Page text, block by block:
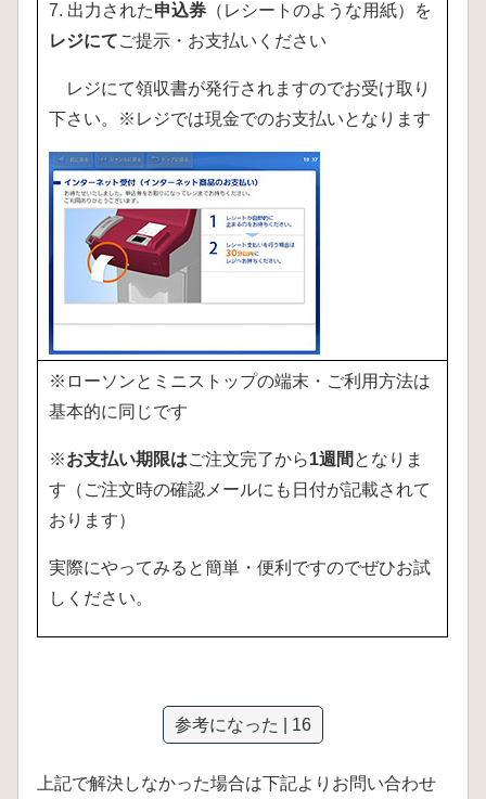
7. 出力された申込券 （レシートのような用紙）を
レジにてご提示・お支払いください
レジにて領収書が発行されますのでお受け取り
下さい。※レジでは現金でのお支払いとなります
※ローソンとミニストップの端末・ご利用方法は
基本的に同じです
※お支払い期限はご注文完了から1週間 となりま
す（ご注文時の確認メールにも日付が記載されて
おります）
実際にやってみると簡単・便利ですのでぜひお試
しください。
参考になった | 16
上記で解決しなかった場合は下記よりお問い合わせ